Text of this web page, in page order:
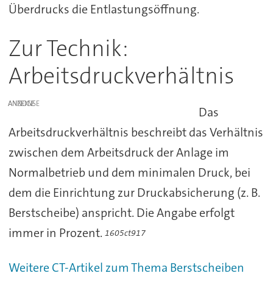
Überdrucks die Entlastungsöffnung.
Zur Technik:
Arbeitsdruckverhältnis
ANZEIGE
Das
Arbeitsdruckverhältnis beschreibt das Verhältnis
zwischen dem Arbeitsdruck der Anlage im
Normalbetrieb und dem minimalen Druck, bei
dem die Einrichtung zur Druckabsicherung (z. B.
Berstscheibe) anspricht. Die Angabe erfolgt
immer in Prozent. 1605ct917
Weitere CT-Artikel zum Thema Berstscheiben